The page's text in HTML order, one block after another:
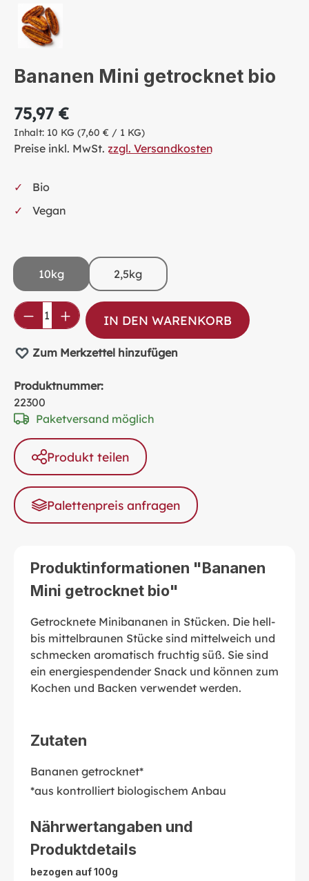
Bananen Mini getrocknet bio
75,97 €
Inhalt: 10 KG (7,60 € / 1 KG)
Preise inkl. MwSt. zzgl. Versandkosten
Bio
Vegan
10kg 2,5kg
Produkt Anzahl: Gib den gewünschten
IN DEN WARENKORB
Zum Merkzettel hinzufügen
Produktnummer:
22300
Paketversand möglich
Produkt teilen
Palettenpreis anfragen
Produktinformationen "Bananen
Mini getrocknet bio"
Getrocknete Minibananen in Stücken. Die hell-
bis mittelbraunen Stücke sind mittelweich und
schmecken aromatisch fruchtig süß. Sie sind
ein energiespendender Snack und können zum
Kochen und Backen verwendet werden.
Zutaten
Bananen getrocknet*
*aus kontrolliert biologischem Anbau
Nährwertangaben und
Produktdetails
bezogen auf 100g